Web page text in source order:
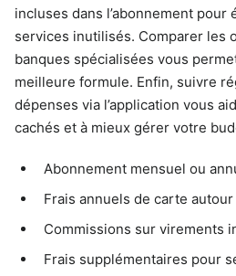
incluses dans l’abonnement
services inutilisés. Comparer les
banques spécialisées vous
meilleure formule. Enfin, suivre
dépenses via l’application vous
cachés et à mieux gérer votre
Abonnement mensuel ou
Frais annuels de carte
Commissions sur virements
Frais supplémentaires pour